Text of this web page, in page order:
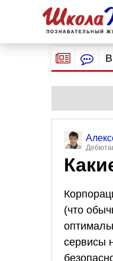
(что
сервисы